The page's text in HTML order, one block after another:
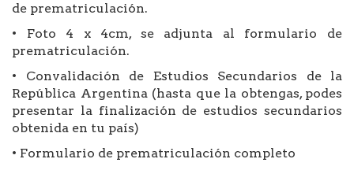
de prematriculación.
• Foto 4 x 4cm, se adjunta al formulario de
prematriculación.
• Convalidación de Estudios Secundarios de la
República Argentina (hasta que la obtengas, podes
presentar la finalización de estudios secundarios
obtenida en tu país)
• Formulario de prematriculación completo